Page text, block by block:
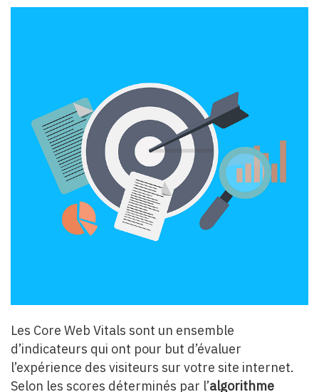
Les Core Web Vitals sont un ensemble
d’indicateurs qui ont pour but d’évaluer
l’expérience des visiteurs sur votre site internet.
Selon les scores déterminés par l’algorithme